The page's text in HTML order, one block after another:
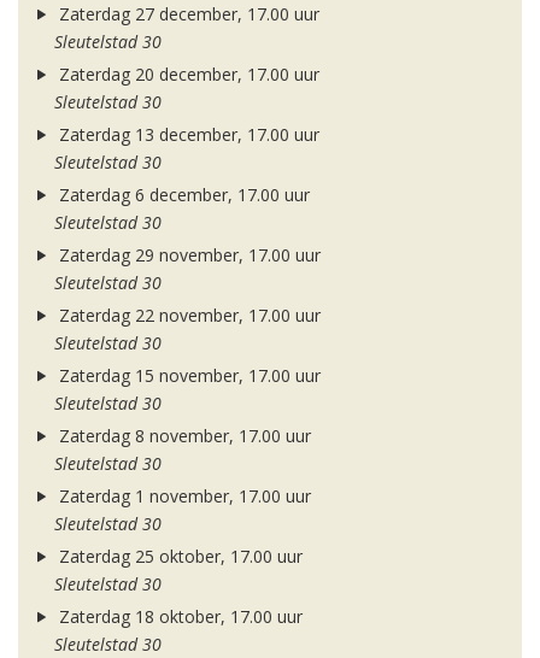
Zaterdag 27 december, 17.00 uur
Sleutelstad 30
Zaterdag 20 december, 17.00 uur
Sleutelstad 30
Zaterdag 13 december, 17.00 uur
Sleutelstad 30
Zaterdag 6 december, 17.00 uur
Sleutelstad 30
Zaterdag 29 november, 17.00 uur
Sleutelstad 30
Zaterdag 22 november, 17.00 uur
Sleutelstad 30
Zaterdag 15 november, 17.00 uur
Sleutelstad 30
Zaterdag 8 november, 17.00 uur
Sleutelstad 30
Zaterdag 1 november, 17.00 uur
Sleutelstad 30
Zaterdag 25 oktober, 17.00 uur
Sleutelstad 30
Zaterdag 18 oktober, 17.00 uur
Sleutelstad 30